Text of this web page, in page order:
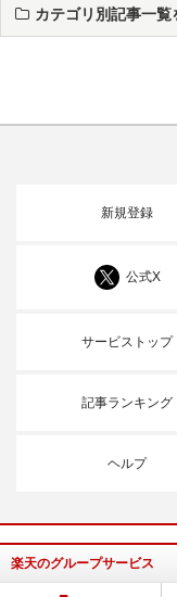
カテゴリ別記事一覧
新規登録
公式X
サービストップ
記事ランキング
ヘルプ
楽天のグループサービス